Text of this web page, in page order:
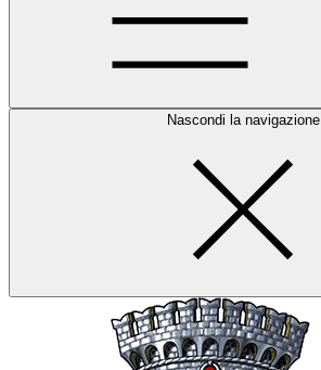
Nascondi la navigazione